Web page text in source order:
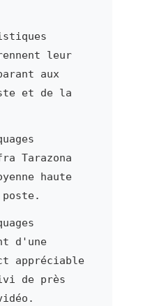
leur
aux
et de la
Tarazona
haute
d'une
appréciable
de près